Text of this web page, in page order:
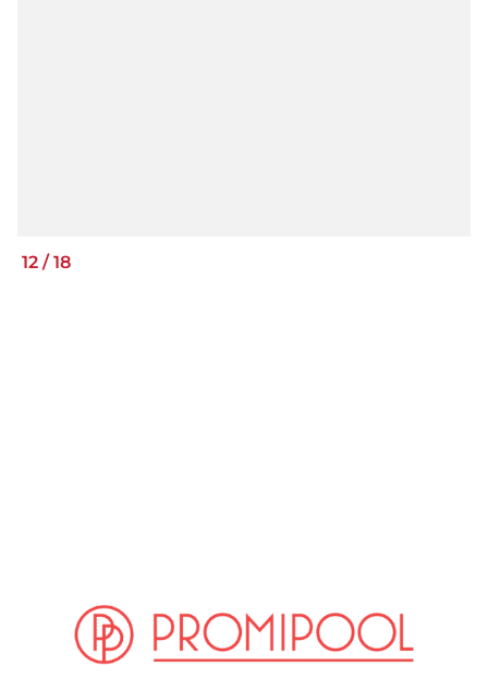
12 /18